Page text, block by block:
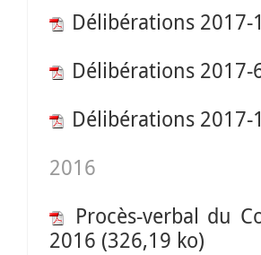
Délibérations 2017-
Délibérations 2017-
Délibérations 2017-
2016
Procès-verbal du
2016 (326,19 ko)